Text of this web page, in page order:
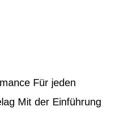
Für jeden
Mit der Einführung